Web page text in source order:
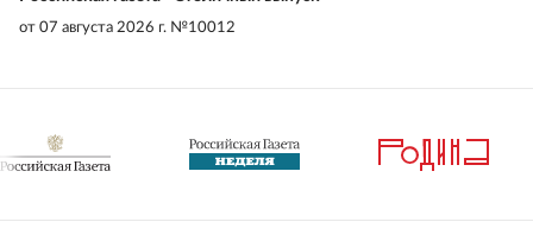
от 07 августа 2026 г. №10012